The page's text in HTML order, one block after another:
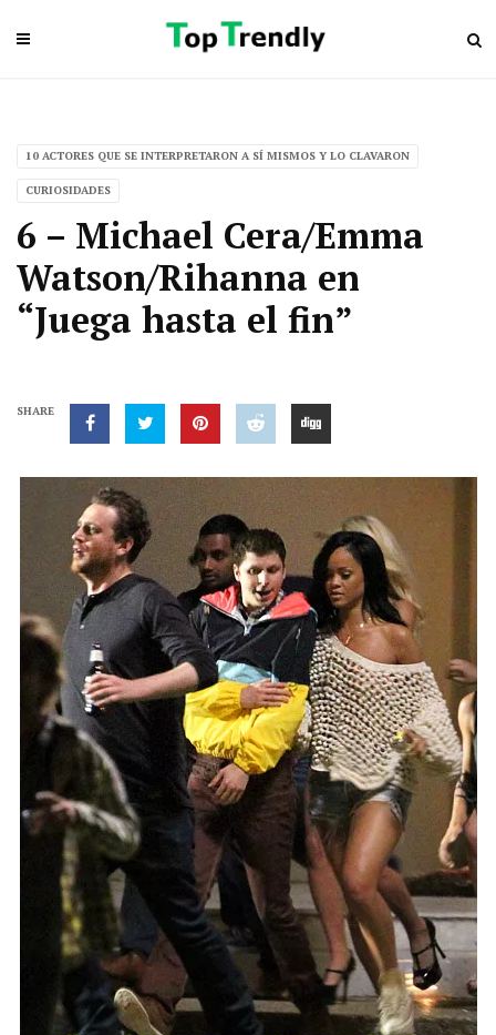
10 ACTORES QUE SE INTERPRETARON A SÍ MISMOS Y LO CLAVARON
CURIOSIDADES
6 – Michael Cera/Emma
Watson/Rihanna en
“Juega hasta el fin”
SHARE